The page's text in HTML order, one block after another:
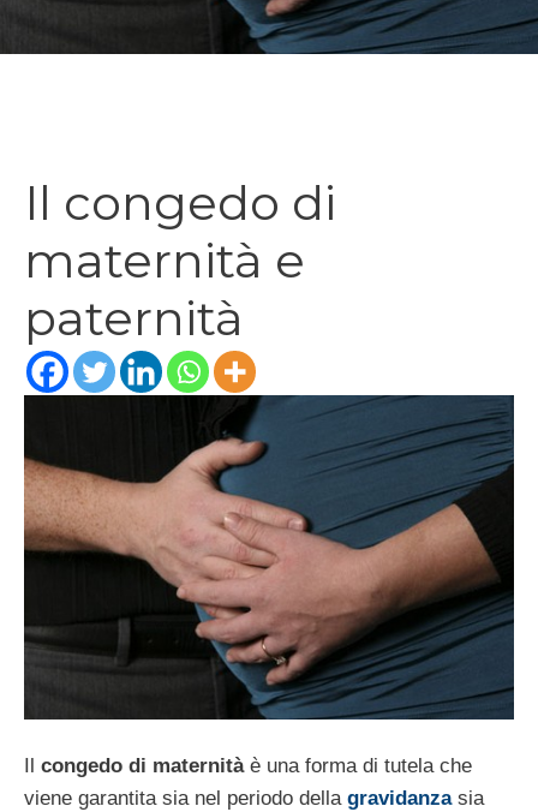
Il congedo di
maternità e
paternità
Il congedo di maternitàè una forma di tutela che
viene garantita sia nel periodo della gravidanzasia